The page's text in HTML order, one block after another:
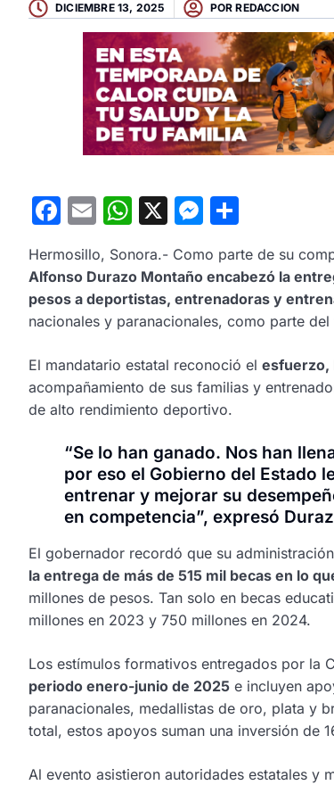
DICIEMBRE 13, 2025 POR REDACCION
Facebook
EmailWhatsApp
X
Hermosillo, Sonora.- Como parte de su
Alfonso Durazo Montaño encabezó la
pesos a deportistas, entrenadoras y
nacionales y paranacionales, como parte
El mandatario estatal reconoció el esfuerzo,
acompañamiento de sus familias y
de alto rendimiento deportivo.
“Se lo han ganado. Nos han
por eso el Gobierno del Estado
entrenar y mejorar su
en competencia”, expresó
El gobernador recordó que su
la entrega de más de 515 mil becas en lo
millones de pesos. Tan solo en becas
millones en 2023 y 750 millones en 2024.
Los estímulos formativos entregados por la
periodo enero-junio de 2025 e incluyen
paranacionales, medallistas de oro, plata y
total, estos apoyos suman una inversión de
Al evento asistieron autoridades estatales y